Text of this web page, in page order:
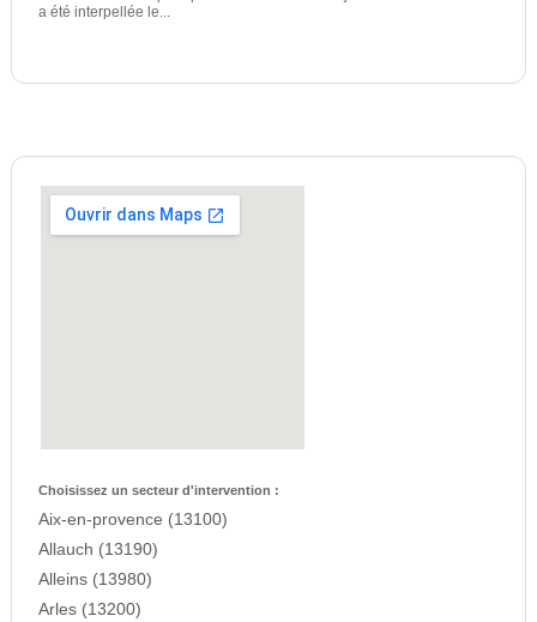
a été interpellée le...
Choisissez un secteur d'intervention :
Aix-en-provence (13100)
Allauch (13190)
Alleins (13980)
Arles (13200)